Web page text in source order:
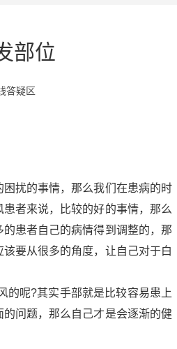
部位
答疑区
扰的事情，那么我们在患病的时
者来说，比较的好的事情，那么
患者自己的病情得到调整的，那
要从很多的角度，让自己对于白
呢?其实手部就是比较容易患上
问题，那么自己才是会逐渐的健